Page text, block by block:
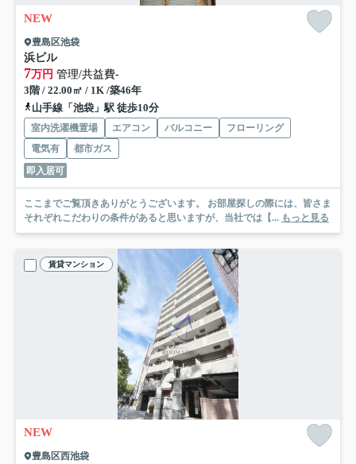
NEW
豊島区池袋
浜ビル
7万円 管理/共益費-
3階 / 22.00㎡ / 1K /築46年
山手線「池袋」駅 徒歩10分
室内洗濯機置場 エアコン バルコニー
フローリング
電気有
都市ガス
即入居可
ここまでご覧頂きありがとうございます。 お部屋探しの際には、皆さま
それぞれこだわりの条件があると思いますが、当社では【... もっと見る
賃貸マンション
NEW
豊島区西池袋